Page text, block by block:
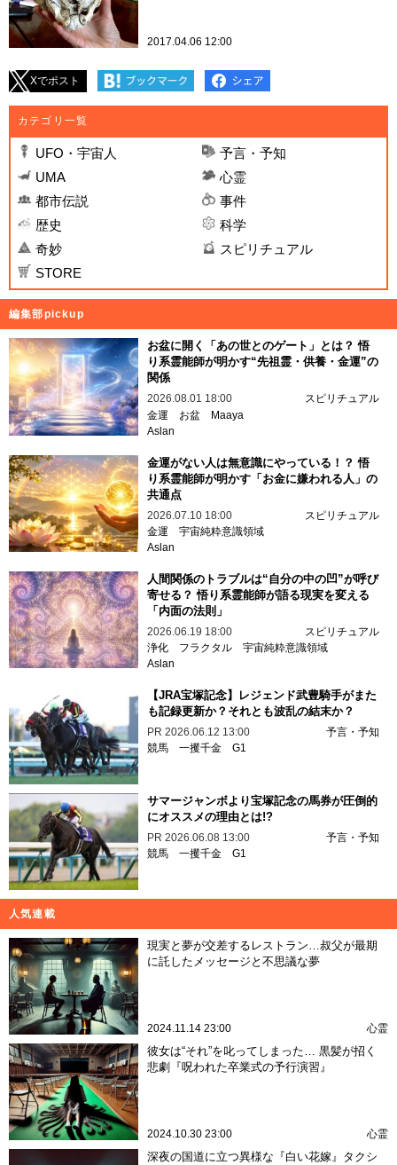
2017.04.06 12:00
Xでポスト
カテゴリ一覧
UFO・宇宙人
予言・予知
UMA
心霊
都市伝説
事件
歴史
科学
奇妙
スピリチュアル
STORE
編集部pickup
お盆に開く「あの世とのゲート」とは？ 悟
り系霊能師が明かす“先祖霊・供養・金運”の
関係
2026.08.01 18:00
スピリチュアル
金運
お盆
Maaya
Aslan
金運がない人は無意識にやっている！？ 悟
り系霊能師が明かす「お金に嫌われる人」の
共通点
2026.07.10 18:00
スピリチュアル
金運 宇宙純粋意識領域
Aslan
人間関係のトラブルは“自分の中の凹”が呼び
寄せる？ 悟り系霊能師が語る現実を変える
「内面の法則」
2026.06.19 18:00
スピリチュアル
浄化
フラクタル 宇宙純粋意識領域
Aslan
【JRA宝塚記念】レジェンド武豊騎手がまた
も記録更新か？それとも波乱の結末か？
PR 2026.06.12 13:00
予言・予知
競馬 一攫千金 G1
サマージャンボより宝塚記念の馬券が圧倒的
にオススメの理由とは!?
PR 2026.06.08 13:00
予言・予知
競馬 一攫千金 G1
人気連載
現実と夢が交差するレストラン…叔父が最期
に託したメッセージと不思議な夢
2024.11.14 23:00 心霊
彼女は“それ”を叱ってしまった… 黒髪が招く
悲劇『呪われた卒業式の予行演習』
2024.10.30 23:00 心霊
深夜の国道に立つ異様な『白い花嫁』タクシ